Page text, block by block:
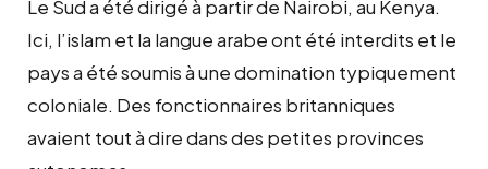
Le Sud a été dirigé à partir de Nairobi, au Kenya.
Ici, l’islam et la langue arabe ont été interdits et le
pays a été soumis à une domination typiquement
coloniale. Des fonctionnaires britanniques
avaient tout à dire dans des petites provinces